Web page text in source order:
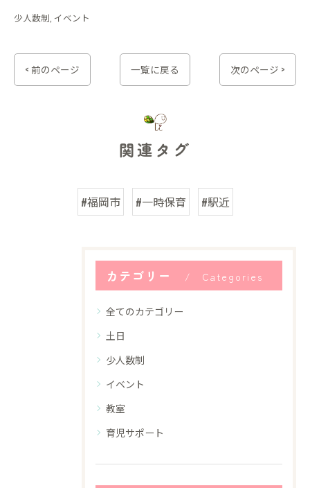
少人数制 イベント
< 前のページ 一覧に戻る 次のページ >
関連タグ
#福岡市 #一時保育 #駅近
カテゴリー Categories
全てのカテゴリー
土日
少人数制
イベント
教室
育児サポート